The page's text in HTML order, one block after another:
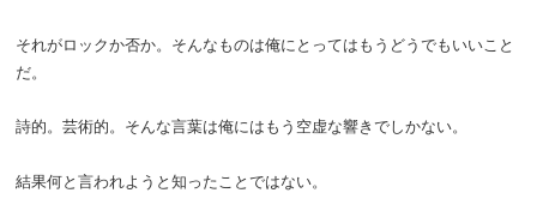
それがロックか否か。そんなものは俺にとってはもうどうでもいいこと
だ。
詩的。芸術的。そんな言葉は俺にはもう空虚な響きでしかない。
結果何と言われようと知ったことではない。